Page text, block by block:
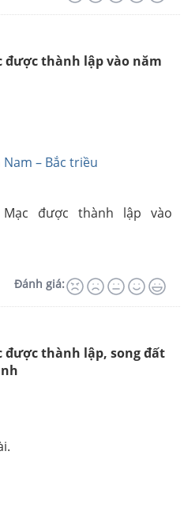
được thành lập vào năm
– Bắc triều
được thành lập vào
Đánh giá:
được thành lập, song đất